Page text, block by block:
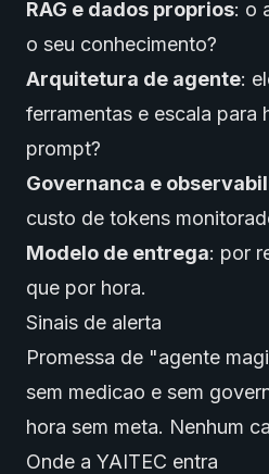
RAG e dados proprios: o
o seu conhecimento?
Arquitetura de agente:
ferramentas e escala para
prompt?
Governanca e
custo de tokens
Modelo de entrega: por
que por hora.
Sinais de alerta
Promessa de "agente
sem medicao e sem
hora sem meta. Nenhum
Onde a YAITEC entra